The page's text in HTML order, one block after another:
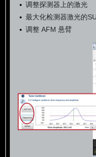
调整探测器上的激光
最大化检测器激光的
调整 AFM 悬臂